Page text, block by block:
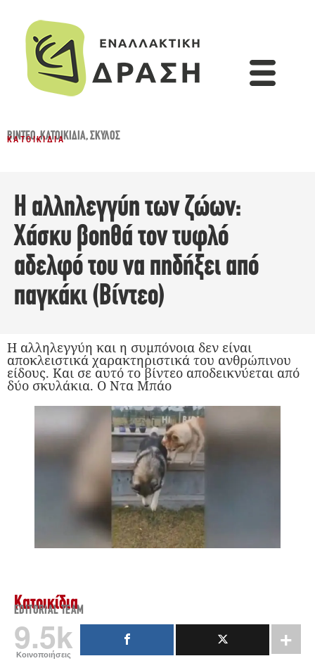
ΒΊΝΤΕΟ,ΚΑΤΟΙΚΊΔΙΑ,ΣΚΎΛΟΣ
ΚΑΤΟΙΚΊΔΙΑ
Η αλληλεγγύη των ζώων:
Χάσκυ βοηθά τον τυφλό
αδελφό του να πηδήξει από
παγκάκι (Βίντεο)
Η αλληλεγγύη και η συμπόνοια δεν είναι
αποκλειστικά χαρακτηριστικά του ανθρώπινου
είδους. Και σε αυτό το βίντεο αποδεικνύεται από
δύο σκυλάκια. Ο Ντα Μπάο
Κατοικίδια
EDITORIAL TEAM
9.5k
Κοινοποιήσεις